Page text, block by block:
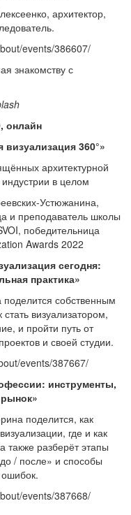
архитектор,
events/386607/
онлайн
360°»
архитектурной
в целом
Устюжанина,
и преподаватель школы
победительница
Awards 2022
сегодня:
практика»
собственным
визуализатором,
и пройти путь от
и своей студии.
events/387667/
инструменты,
поделится, как
где и как
также разберёт этапы
/ после» и способы
events/387668/